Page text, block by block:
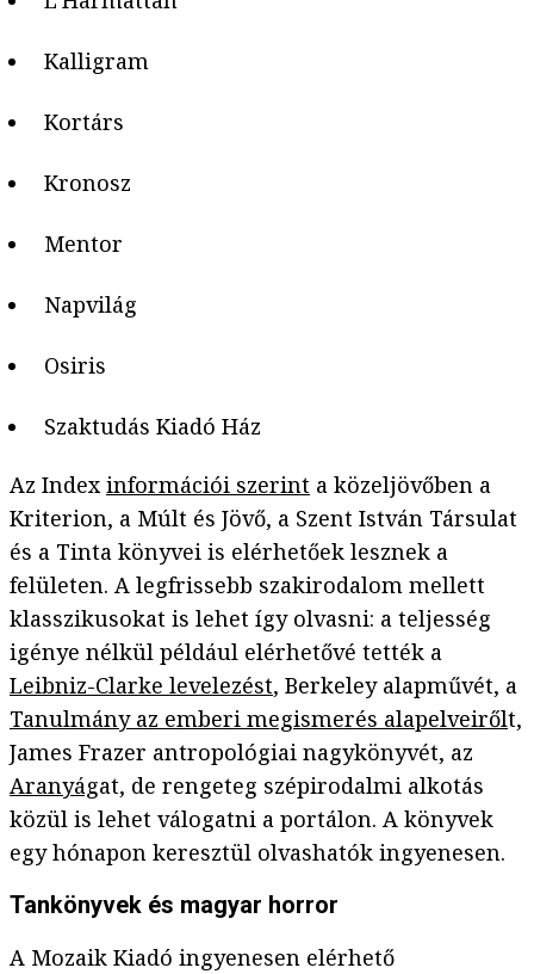
Kalligram
Kortárs
Kronosz
Mentor
Napvilág
Osiris
Szaktudás Kiadó Ház
Az Indexinformációi szerint a közeljövőben a
Kriterion, a Múlt és Jövő, a Szent István Társulat
és a Tinta könyvei is elérhetőek lesznek a
felületen. A legfrissebb szakirodalom mellett
klasszikusokat is lehet így olvasni: a teljesség
igénye nélkül például elérhetővé tették a
Leibniz-Clarke levelezést, Berkeley alapművét, a
Tanulmány az emberi megismerés alapelveirőlt,
James Frazer antropológiai nagykönyvét, az
Aranyágat, de rengeteg szépirodalmi alkotás
közül is lehet válogatni a portálon. A könyvek
egy hónapon keresztül olvashatók ingyenesen.
Tankönyvek és magyar horror
A Mozaik Kiadó ingyenesen elérhető